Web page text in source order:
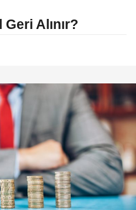
Alınır?